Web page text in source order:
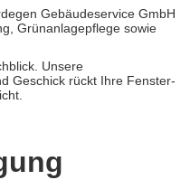
Gebäudeservice GmbH
Grünanlagepflege sowie
Unsere
Geschick rückt Ihre Fenster-